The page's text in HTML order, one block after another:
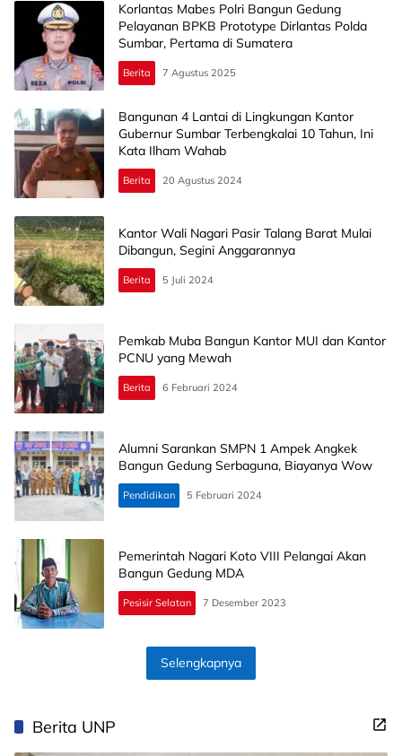
Korlantas Mabes Polri Bangun Gedung
Pelayanan BPKB Prototype Dirlantas Polda
Sumbar, Pertama di Sumatera
Berita 7 Agustus 2025
Bangunan 4 Lantai di Lingkungan Kantor
Gubernur Sumbar Terbengkalai 10 Tahun, Ini
Kata Ilham Wahab
Berita 20 Agustus 2024
Kantor Wali Nagari Pasir Talang Barat Mulai
Dibangun, Segini Anggarannya
Berita 5 Juli 2024
Pemkab Muba Bangun Kantor MUI dan Kantor
PCNU yang Mewah
Berita 6 Februari 2024
Alumni Sarankan SMPN 1 Ampek Angkek
Bangun Gedung Serbaguna, Biayanya Wow
Pendidikan 5 Februari 2024
Pemerintah Nagari Koto VIII Pelangai Akan
Bangun Gedung MDA
Pesisir Selatan 7 Desember 2023
Selengkapnya
Berita UNP